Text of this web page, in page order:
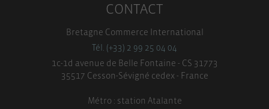
CONTACT
Bretagne Commerce International
Tél. (+33) 2 99 25 04 04
1c-1d avenue de Belle Fontaine - CS 31773
35517 Cesson-Sévigné cedex - France
Métro : station Atalante